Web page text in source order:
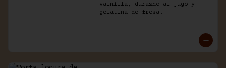
vainilla, durazno al jugo y
gelatina de fresa.